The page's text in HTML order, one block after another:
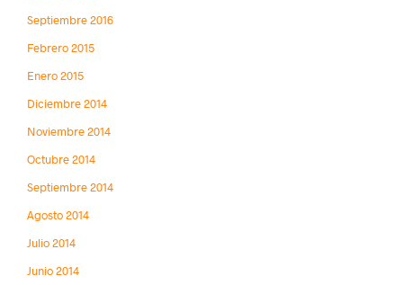
Septiembre 2016
Febrero 2015
Enero 2015
Diciembre 2014
Noviembre 2014
Octubre 2014
Septiembre 2014
Agosto 2014
Julio 2014
Junio 2014